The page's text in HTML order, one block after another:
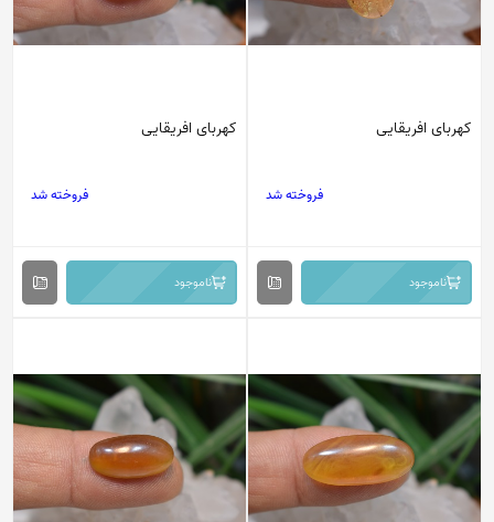
کهربای افریقایی
فروخته شد
ناموجود
کهربای افریقایی
فروخته شد
ناموجود